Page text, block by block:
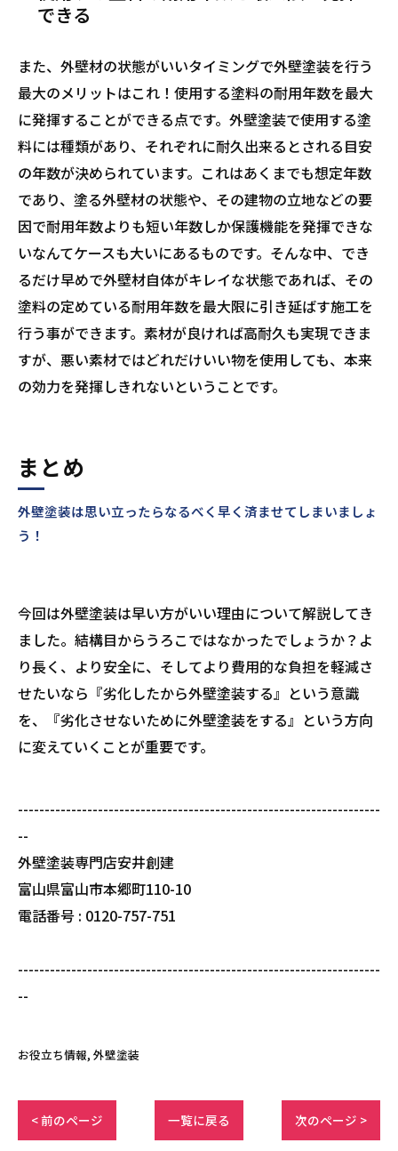
できる
また、外壁材の状態がいいタイミングで外壁塗装を行う
最大のメリットはこれ！使用する塗料の耐用年数を最大
に発揮することができる点です。外壁塗装で使用する塗
料には種類があり、それぞれに耐久出来るとされる目安
の年数が決められています。これはあくまでも想定年数
であり、塗る外壁材の状態や、その建物の立地などの要
因で耐用年数よりも短い年数しか保護機能を発揮できな
いなんてケースも大いにあるものです。そんな中、でき
るだけ早めで外壁材自体がキレイな状態であれば、その
塗料の定めている耐用年数を最大限に引き延ばす施工を
行う事ができます。素材が良ければ高耐久も実現できま
すが、悪い素材ではどれだけいい物を使用しても、本来
の効力を発揮しきれないということです。
外壁塗装は思い立ったらなるべく早く済ませてしまいましょ
う！
まとめ
今回は外壁塗装は早い方がいい理由について解説してき
ました。結構目からうろこではなかったでしょうか？よ
り長く、より安全に、そしてより費用的な負担を軽減さ
せたいなら『劣化したから外壁塗装する』という意識
を、『劣化させないために外壁塗装をする』という方向
に変えていくことが重要です。
--------------------------------------------------------------------
--
外壁塗装専門店安井創建
富山県富山市本郷町110-10
電話番号 : 0120-757-751
--------------------------------------------------------------------
--
お役立ち情報 外壁塗装
< 前のページ 一覧に戻る 次のページ >